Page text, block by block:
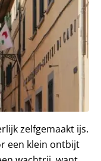
zelfgemaakt ijs.
een klein ontbijt